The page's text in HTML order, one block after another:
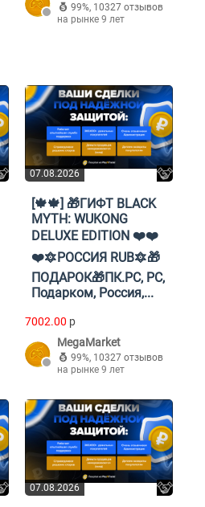
99%, 10327 отзывов
на рынке 9 лет
07.08.2026
[🍁🍁] 🎁ГИФТ BLACK
MYTH: WUKONG
DELUXE EDITION ❤️❤️
❤️🔯РОССИЯ RUB🔯🎁
ПОДАРОК🎁ПК.PC, PC,
Подарком, Россия,...
7002.00 p
MegaMarket
99%, 10327 отзывов
на рынке 9 лет
07.08.2026